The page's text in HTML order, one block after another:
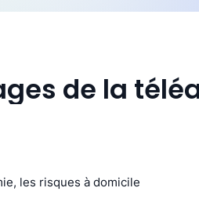
de la
les risques à domicile